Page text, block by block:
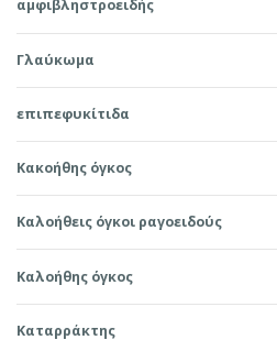
αμφιβληστροειδής
Γλαύκωμα
επιπεφυκίτιδα
Κακοήθης όγκος
Καλοήθεις όγκοι ραγοειδούς
Καλοήθης όγκος
Καταρράκτης